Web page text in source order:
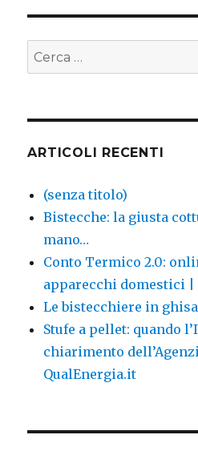
o
k
p
motivi
scegliere
Cerca:
ARTICOLI RECENTI
(senza titolo)
Bistecche: la giusta
mano…
Conto Termico 2.0:
apparecchi domestici |
Le bistecchiere in ghisa
Stufe a pellet: quando
chiarimento
QualEnergia.it